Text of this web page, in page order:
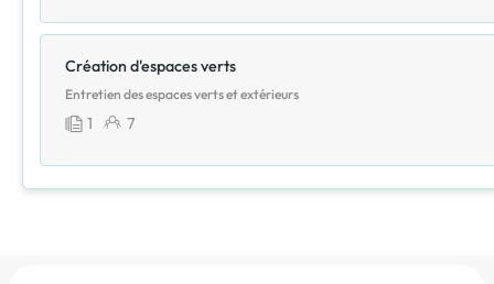
Création d'espaces verts
Entretien des espaces verts et extérieurs
1 7